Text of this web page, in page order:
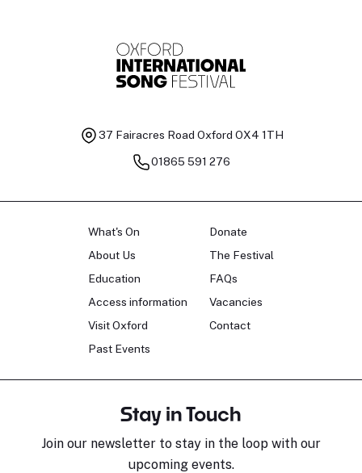
37 Fairacres Road Oxford OX4 1TH
01865 591 276
What's On
About Us
Education
Access information
Visit Oxford
Past Events
Donate
The Festival
FAQs
Vacancies
Contact
Stay in Touch
Join our newsletter to stay in the loop with our
upcoming events.